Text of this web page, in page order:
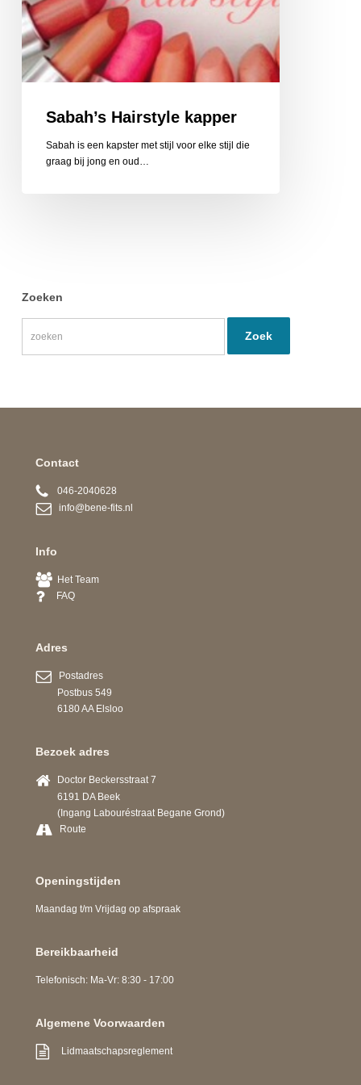
Sabah’s Hairstyle kapper
Sabah is een kapster met stijl voor elke stijl die
graag bij jong en oud…
Zoeken
Contact
046-2040628
info@bene-fits.nl
Info
Het Team
FAQ
Adres
Postadres
Postbus 549
6180 AA Elsloo
Bezoek adres
Doctor Beckersstraat 7
6191 DA Beek
(Ingang Labouréstraat Begane Grond)
Route
Openingstijden
Maandag t/m Vrijdag op afspraak
Bereikbaarheid
Telefonisch: Ma-Vr: 8:30 - 17:00
Algemene Voorwaarden
Lidmaatschapsreglement